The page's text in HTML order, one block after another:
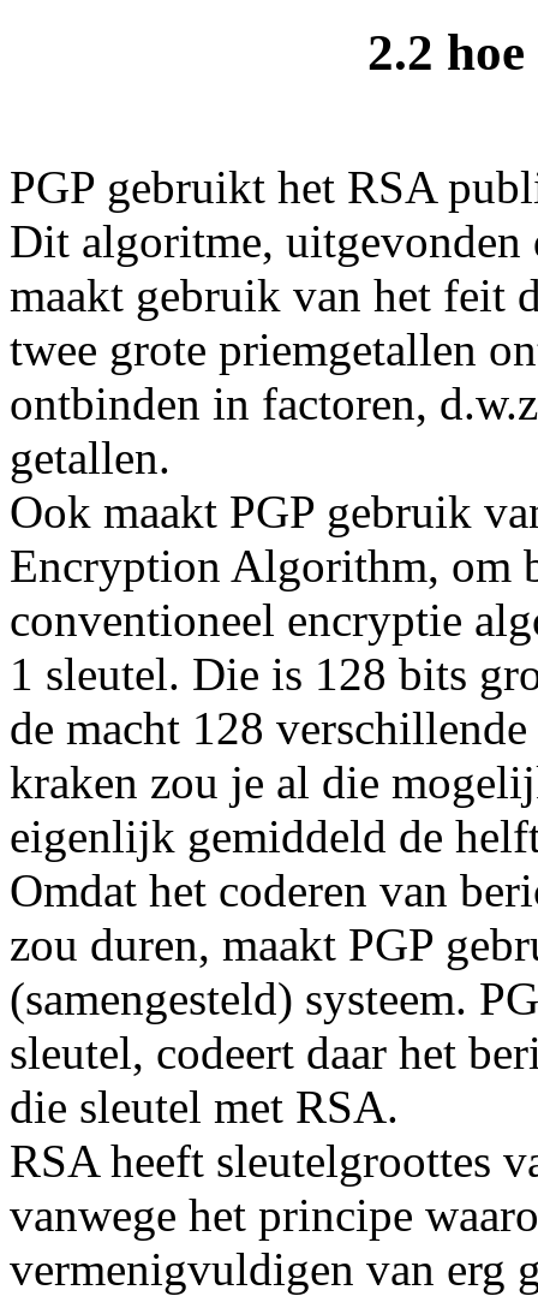
2.2
PGP gebruikt het RSA
Dit algoritme, uitgevonden
maakt gebruik van het feit
twee grote priemgetallen
ontbinden in factoren,
getallen.
Ook maakt PGP gebruik
Encryption Algorithm, om
conventioneel encryptie
1 sleutel. Die is 128 bits
de macht 128
kraken zou je al die
eigenlijk gemiddeld de
Omdat het coderen van
zou duren, maakt PGP
(samengesteld) systeem.
sleutel, codeert daar het
die sleutel met RSA.
RSA heeft sleutelgroottes
vanwege het principe
vermenigvuldigen van erg